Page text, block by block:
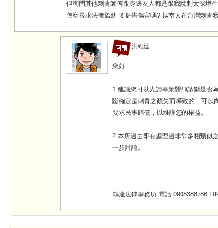
但詢問其他刺青師傅跟身邊友人都是跟我說刺太深增
怎麼尋求法律協助 要提告傷害嗎? 越南人在台灣刺青
洪維廷
您好
1.建議您可以先請專業醫師診斷是否
斷確定是刺青之疏失而導致的，可以
要求民事賠償，以維護您的權益。
2.本所過去即有處理過非常多相類似
一步討論。
鴻達法律事務所 電話:0908388786